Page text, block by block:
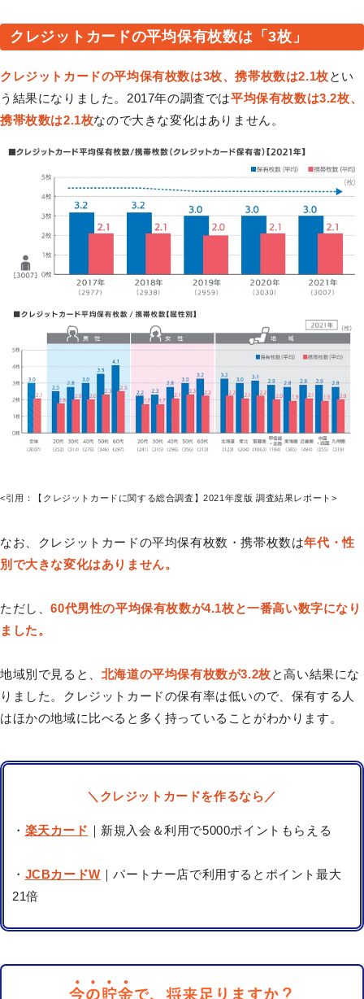
クレジットカードの平均保有枚数は「3枚」
クレジットカードの平均保有枚数は3枚、携帯枚数は2.1枚とい
う結果になりました。2017年の調査では平均保有枚数は3.2枚、
携帯枚数は2.1枚なので大きな変化はありません。
<引用：【クレジットカードに関する総合調査】2021年度版 調査結果レポート>
なお、クレジットカードの平均保有枚数・携帯枚数は年代・性
別で大きな変化はありません。
ただし、60代男性の平均保有枚数が4.1枚と一番高い数字になり
ました。
地域別で見ると、 北海道の平均保有枚数が3.2枚と高い結果にな
りました。クレジットカードの保有率は低いので、保有する人
はほかの地域に比べると多く持っていることがわかります。
＼クレジットカードを作るなら／
・ 楽天カード ｜新規入会＆利用で5000ポイントもらえる
・ JCBカードW ｜パートナー店で利用するとポイント最大
21倍